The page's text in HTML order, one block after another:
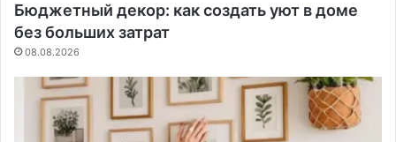
Бюджетный декор: как создать уют в доме
без больших затрат
08.08.2026